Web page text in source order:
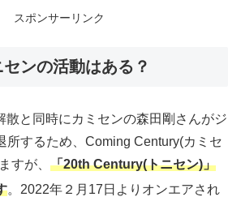
スポンサーリンク
ンの活動はある？
散と同時にカミセンの森田剛さんがジ
所するため、Coming Century(カミセ
すが、 「20th Century(トニセン)」
。2022年２月17日よりオンエアされ